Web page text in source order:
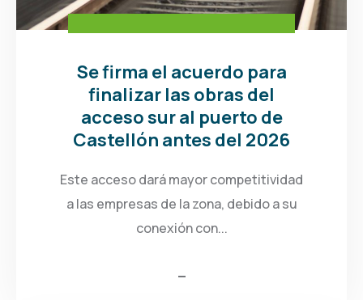
Se firma el acuerdo para
finalizar las obras del
acceso sur al puerto de
Castellón antes del 2026
Este acceso dará mayor competitividad
a las empresas de la zona, debido a su
conexión con...